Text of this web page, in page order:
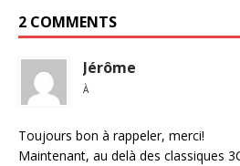
2 COMMENTS
Jérôme
À
Toujours bon à rappeler, merci!
Maintenant, au delà des classiques